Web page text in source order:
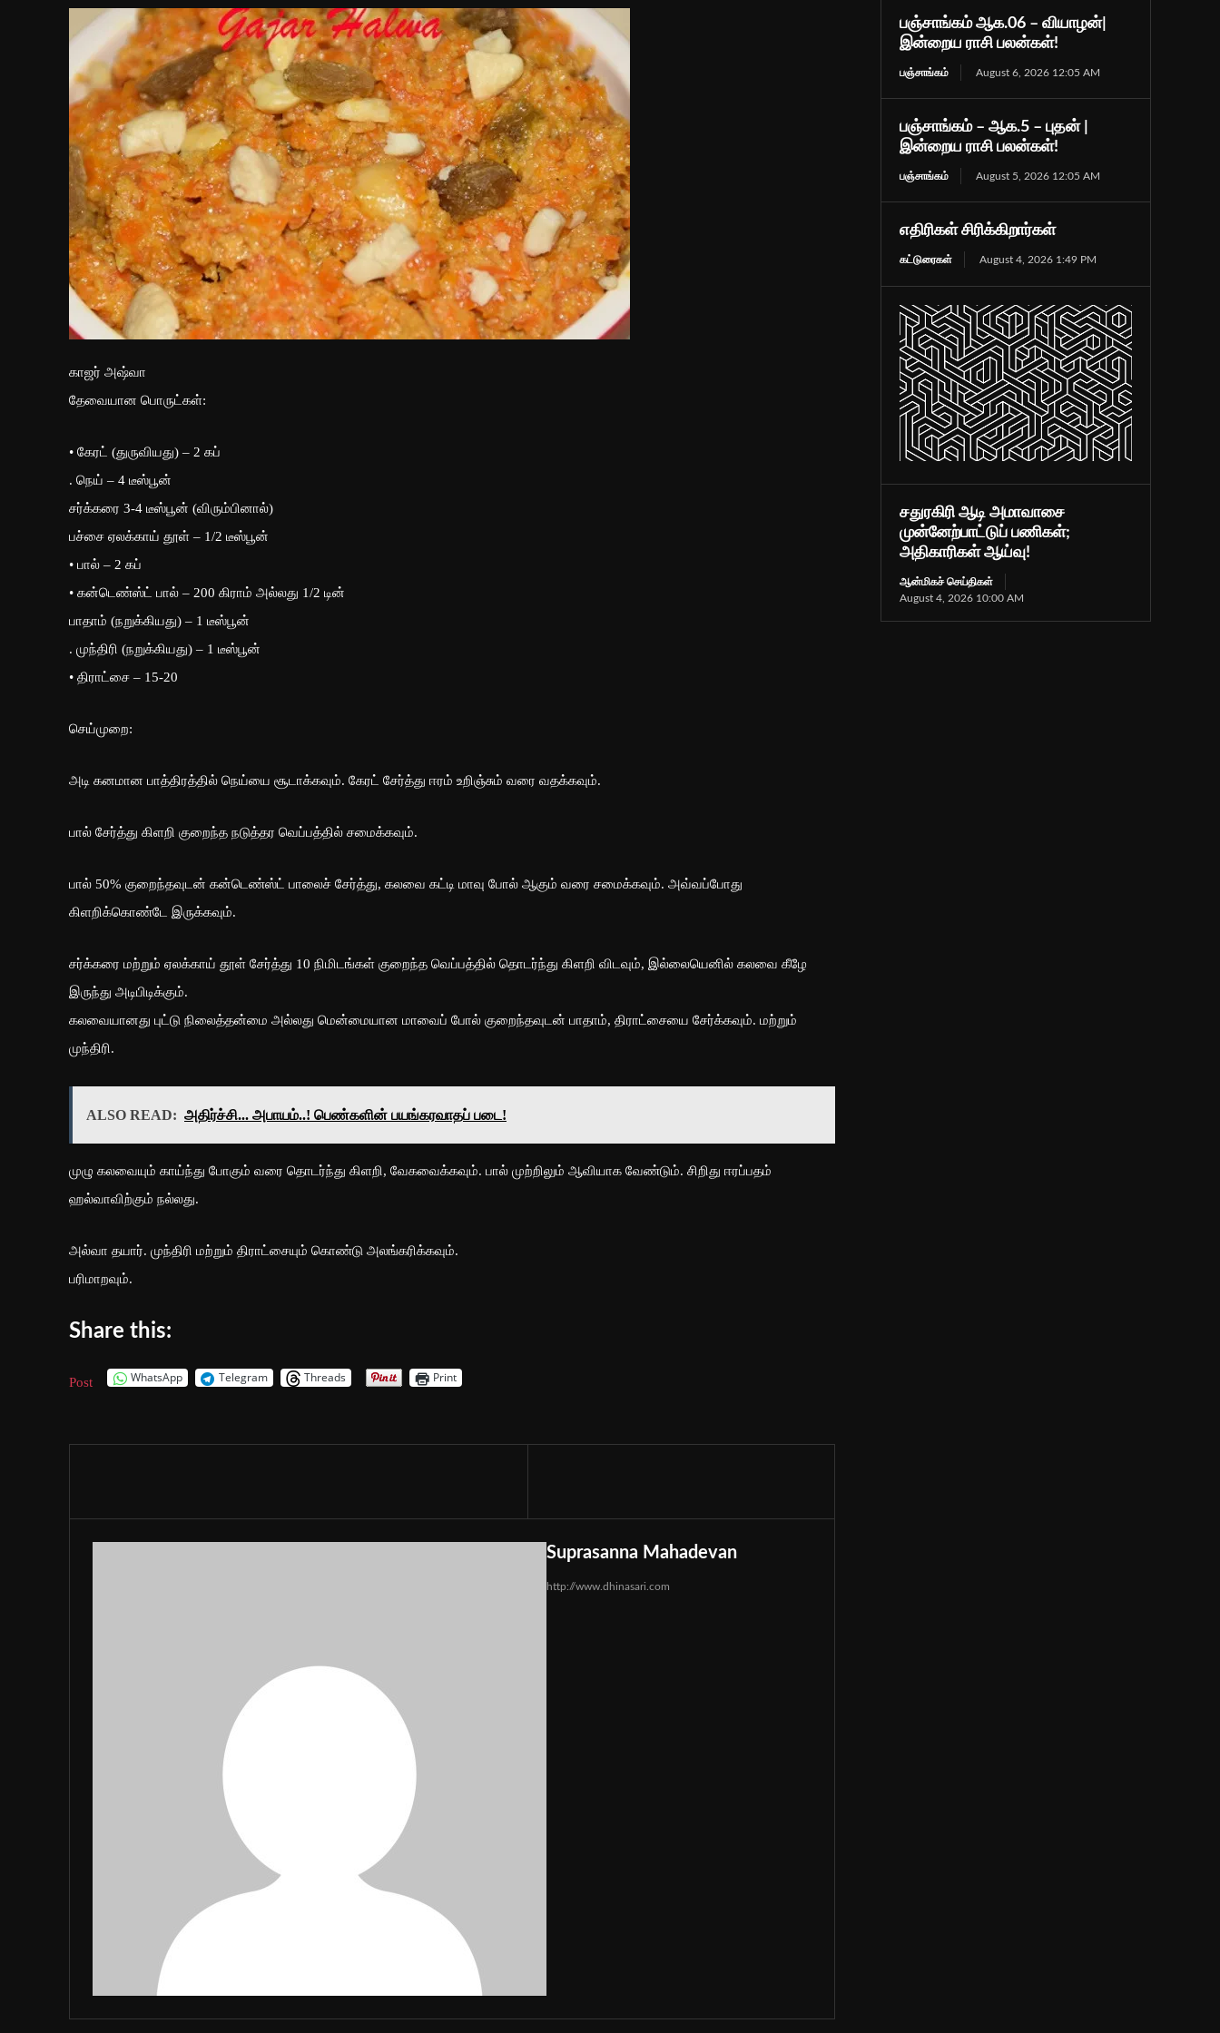
காஜர் அஷ்வா
தேவையான பொருட்கள்:
• கேரட் (துருவியது) – 2 கப்
. நெய் – 4 டீஸ்பூன்
சர்க்கரை 3-4 டீஸ்பூன் (விரும்பினால்)
பச்சை ஏலக்காய் தூள் – 1/2 டீஸ்பூன்
• பால் – 2 கப்
• கன்டெண்ஸ்ட் பால் – 200 கிராம் அல்லது 1/2 டின்
பாதாம் (நறுக்கியது) – 1 டீஸ்பூன்
. முந்திரி (நறுக்கியது) – 1 டீஸ்பூன்
• திராட்சை – 15-20
செய்முறை:
அடி கனமான பாத்திரத்தில் நெய்யை சூடாக்கவும். கேரட் சேர்த்து ஈரம் உறிஞ்சும் வரை வதக்கவும்.
பால் சேர்த்து கிளறி குறைந்த நடுத்தர வெப்பத்தில் சமைக்கவும்.
பால் 50% குறைந்தவுடன் கன்டெண்ஸ்ட் பாலைச் சேர்த்து, கலவை கட்டி மாவு போல் ஆகும் வரை சமைக்கவும். அவ்வப்போது
கிளறிக்கொண்டே இருக்கவும்.
சர்க்கரை மற்றும் ஏலக்காய் தூள் சேர்த்து 10 நிமிடங்கள் குறைந்த வெப்பத்தில் தொடர்ந்து கிளறி விடவும், இல்லையெனில் கலவை கீழே
இருந்து அடிபிடிக்கும்.
கலவையானது புட்டு நிலைத்தன்மை அல்லது மென்மையான மாவைப் போல் குறைந்தவுடன் பாதாம், திராட்சையை சேர்க்கவும். மற்றும்
முந்திரி.
ALSO READ: அதிர்ச்சி... அபாயம்..! பெண்களின் பயங்கரவாதப் படை!
முழு கலவையும் காய்ந்து போகும் வரை தொடர்ந்து கிளறி, வேகவைக்கவும். பால் முற்றிலும் ஆவியாக வேண்டும். சிறிது ஈரப்பதம்
ஹல்வாவிற்கும் நல்லது.
அல்வா தயார். முந்திரி மற்றும் திராட்சையும் கொண்டு அலங்கரிக்கவும்.
பரிமாறவும்.
Share this:
Post WhatsApp Telegram Threads Print
Suprasanna Mahadevan
http://www.dhinasari.com
பஞ்சாங்கம் ஆக.06 – வியாழன்|
இன்றைய ராசி பலன்கள்!
பஞ்சாங்கம் August 6, 2026 12:05 AM
பஞ்சாங்கம் – ஆக.5 – புதன் |
இன்றைய ராசி பலன்கள்!
பஞ்சாங்கம் August 5, 2026 12:05 AM
எதிரிகள் சிரிக்கிறார்கள்
கட்டுரைகள் August 4, 2026 1:49 PM
சதுரகிரி ஆடி அமாவாசை
முன்னேற்பாட்டுப் பணிகள்;
அதிகாரிகள் ஆய்வு!
ஆன்மிகச் செய்திகள்
August 4, 2026 10:00 AM